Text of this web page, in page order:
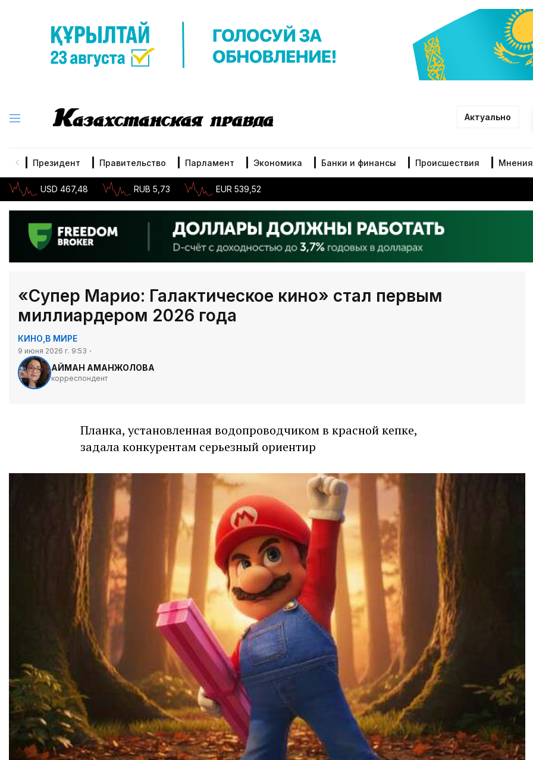
Актуально
Президент Правительство Парламент Экономика Банки и финансы Происшествия Мнения
USD 467,48 RUB 5,73 EUR 539,52
«Супер Марио: Галактическое кино» стал первым
миллиардером 2026 года
КИНО В МИРЕ
9 июня 2026 г. 9:53
АЙМАН АМАНЖОЛОВА
корреспондент
Планка, установленная водопроводчиком в красной кепке,
задала конкурентам серьезный ориентир